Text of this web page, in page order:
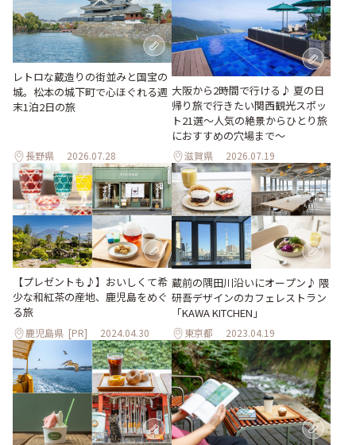
レトロな蔵造りの街並みと国宝の
城。松本の城下町で心ほぐれる週
末1泊2日の旅
長野県 2026.07.28
大阪から2時間で行ける♪ 夏の日
帰り旅で行きたい関西観光スポッ
ト21選～人気の絶景からひとり旅
におすすめの穴場まで～
滋賀県 2026.07.19
【プレゼントも♪】おいしくて希
少な和紅茶の産地、鹿児島をめぐ
る旅
鹿児島県 [PR] 2024.04.30
蔵前の隅田川沿いにオープン♪ 隈
研吾デザインのカフェレストラン
「KAWA KITCHEN」
東京都 2023.04.19